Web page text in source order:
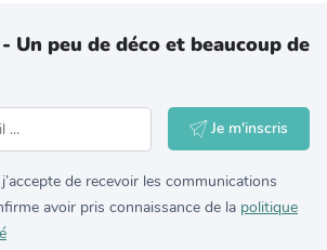
Un peu de déco et beaucoup de
Je m'inscris
de recevoir les communications
avoir pris connaissance de la politique